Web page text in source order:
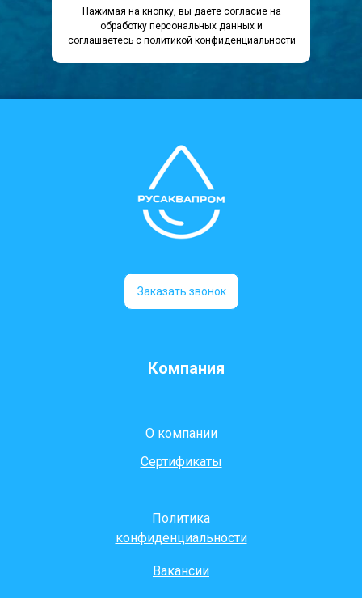
Нажимая на кнопку, вы даете согласие на
обработку персональных данных и
соглашаетесь c политикой конфиденциальности
Заказать звонок
Компания
О компании
Сертификаты
Политика
конфиденциальности
Вакансии